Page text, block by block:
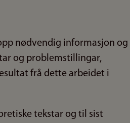
nødvendig informasjon og
og problemstillingar,
frå dette arbeidet i
tekstar og til sist